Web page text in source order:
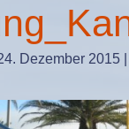
Dezember 2015